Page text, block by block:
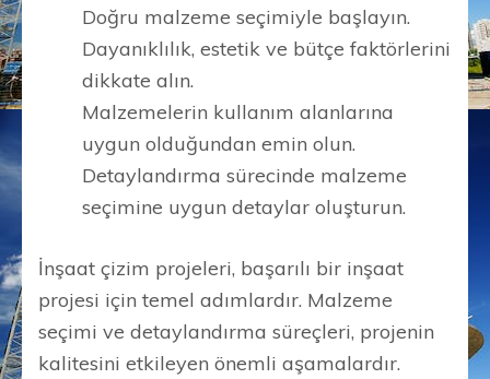
Doğru malzeme seçimiyle başlayın.
Dayanıklılık, estetik ve bütçe faktörlerini
dikkate alın.
Malzemelerin kullanım alanlarına
uygun olduğundan emin olun.
Detaylandırma sürecinde malzeme
seçimine uygun detaylar oluşturun.
İnşaat çizim projeleri, başarılı bir inşaat
projesi için temel adımlardır. Malzeme
seçimi ve detaylandırma süreçleri, projenin
kalitesini etkileyen önemli aşamalardır.